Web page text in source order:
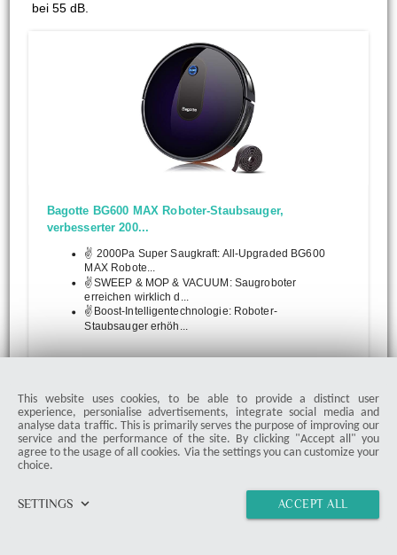
bei 55 dB.
Bagotte BG600 MAX Roboter-Staubsauger,
verbesserter 200...
✌ 2000Pa Super Saugkraft: All-Upgraded BG600
MAX Robote...
✌SWEEP & MOP & VACUUM: Saugroboter
erreichen wirklich d...
✌Boost-Intelligentechnologie: Roboter-
Staubsauger erhöh...
Ohne Preisangabe
View on Amazon*
Price incl. VAT, plus shipping costs. Last updated on 08.08.2026 um
12:02 (UTC).Further Info
Saugroboter ZACO V4
This website uses cookies, to be able to provide a distinct user
experience, personialise advertisements, integrate social media and
analyse data traffic. This is primarily serves the purpose of improving our
service and the performance of the site. By clicking "Accept all" you
agree to the usage of all cookies. Via the settings you can customize your
choice.
SETTINGS keyboard_arrow_down ACCEPT ALL